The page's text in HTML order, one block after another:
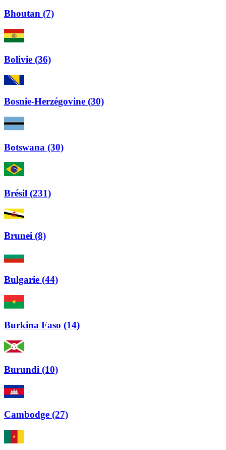
Bhoutan (7)
Bolivie (36)
Bosnie-Herzégovine (30)
Botswana (30)
Brésil (231)
Brunei (8)
Bulgarie (44)
Burkina Faso (14)
Burundi (10)
Cambodge (27)